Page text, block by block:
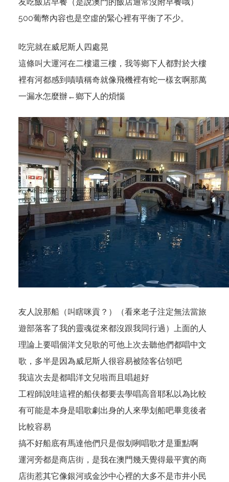
500葡幣內容也是空虛的緊心裡有平衡了不少。
吃完就在威尼斯人四處晃
這條叫大運河在二樓還三樓，我等鄉下人都對於大樓
裡有河都感到嘖嘖稱奇就像飛機裡有蛇一樣玄啊那萬
一漏水怎麼辦←鄉下人的煩惱
友人說那船（叫瞎咪貢？）（看來老子注定無法當旅
遊部落客了我的靈魂從來都沒跟我同行過）上面的人
理論上要唱個洋文兒歌的可他上次去聽他們都唱中文
歌，多半是因為威尼斯人很容易被陸客佔領吧
我這次去是都唱洋文兒啦而且唱超好
工程師說哇這裡的船伕都要去學唱高音耶私以為比較
有可能是本身是唱歌劇出身的人來學划船吧畢竟後者
比較容易
搞不好船底有馬達他們只是假划咧唱歌才是重點啊
運河旁都是商店街，是我在澳門幾天覺得最平實的商
店街惹其它像銀河或金沙中心裡的大多不是市井小民